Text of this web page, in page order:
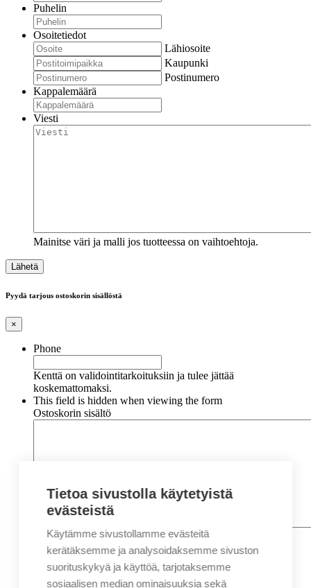
Puhelin
Osoitetiedot
Lähiosoite
Kaupunki
Postinumero
Kappalemäärä
Viesti
Mainitse väri ja malli jos tuotteessa on vaihtoehtoja.
Pyydä tarjous ostoskorin sisällöstä
×
Phone
Kenttä on validointitarkoituksiin ja tulee jättää
koskemattomaksi.
This field is hidden when viewing the form
Ostoskorin sisältö
Nimi*
Etunimi
Sukunimi
Tietoa sivustolla käytetyistä
evästeistä
Käytämme sivustollamme evästeitä
kerätäksemme ja analysoidaksemme sivuston
suorituskykyä ja käyttöä, tarjotaksemme
sosiaalisen median ominaisuuksia sekä